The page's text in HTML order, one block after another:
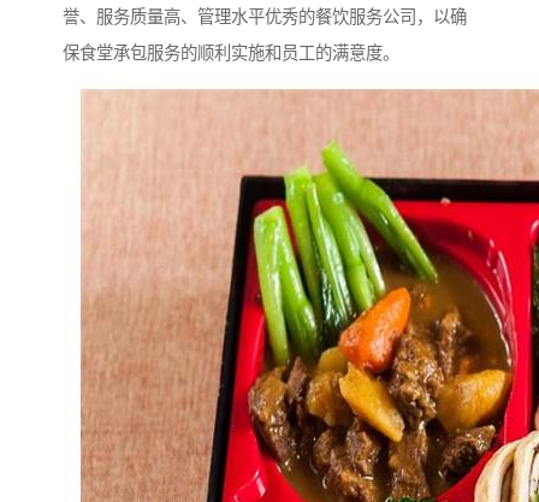
誉、服务质量高、管理水平优秀的餐饮服务公司，以确
保食堂承包服务的顺利实施和员工的满意度。